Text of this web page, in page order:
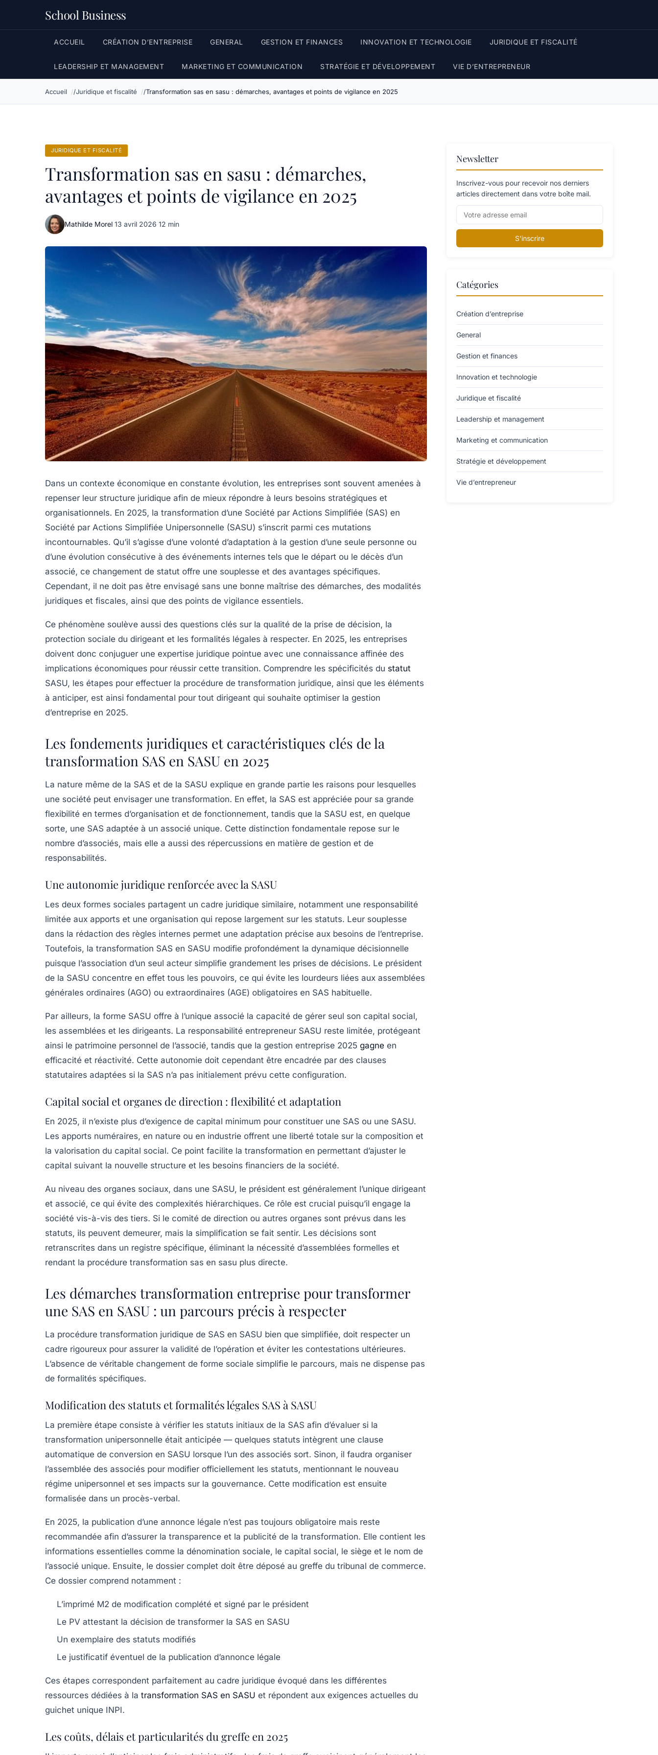
School Business
ACCUEIL CRÉATION D’ENTREPRISE GENERAL GESTION ET FINANCES INNOVATION ET TECHNOLOGIE JURIDIQUE ET FISCALITÉ
LEADERSHIP ET MANAGEMENT MARKETING ET COMMUNICATION STRATÉGIE ET DÉVELOPPEMENT VIE D’ENTREPRENEUR
Accueil Juridique et fiscalité Transformation sas en sasu : démarches, avantages et points de vigilance en 2025
JURIDIQUE ET FISCALITÉ
Transformation sas en sasu : démarches,
avantages et points de vigilance en 2025
Mathilde Morel·13 avril 2026·12 min
Dans un contexte économique en constante évolution, les entreprises sont souvent amenées à
repenser leur structure juridique afin de mieux répondre à leurs besoins stratégiques et
organisationnels. En 2025, la transformation d’une Société par Actions Simplifiée (SAS) en
Société par Actions Simplifiée Unipersonnelle (SASU) s’inscrit parmi ces mutations
incontournables. Qu’il s’agisse d’une volonté d’adaptation à la gestion d’une seule personne ou
d’une évolution consécutive à des événements internes tels que le départ ou le décès d’un
associé, ce changement de statut offre une souplesse et des avantages spécifiques.
Cependant, il ne doit pas être envisagé sans une bonne maîtrise des démarches, des modalités
juridiques et fiscales, ainsi que des points de vigilance essentiels.
Ce phénomène soulève aussi des questions clés sur la qualité de la prise de décision, la
protection sociale du dirigeant et les formalités légales à respecter. En 2025, les entreprises
doivent donc conjuguer une expertise juridique pointue avec une connaissance affinée des
implications économiques pour réussir cette transition. Comprendre les spécificités du statut
SASU, les étapes pour effectuer la procédure de transformation juridique, ainsi que les éléments
à anticiper, est ainsi fondamental pour tout dirigeant qui souhaite optimiser la gestion
d’entreprise en 2025.
Les fondements juridiques et caractéristiques clés de la
transformation SAS en SASU en 2025
La nature même de la SAS et de la SASU explique en grande partie les raisons pour lesquelles
une société peut envisager une transformation. En effet, la SAS est appréciée pour sa grande
flexibilité en termes d’organisation et de fonctionnement, tandis que la SASU est, en quelque
sorte, une SAS adaptée à un associé unique. Cette distinction fondamentale repose sur le
nombre d’associés, mais elle a aussi des répercussions en matière de gestion et de
responsabilités.
Une autonomie juridique renforcée avec la SASU
Les deux formes sociales partagent un cadre juridique similaire, notamment une responsabilité
limitée aux apports et une organisation qui repose largement sur les statuts. Leur souplesse
dans la rédaction des règles internes permet une adaptation précise aux besoins de l’entreprise.
Toutefois, la transformation SAS en SASU modifie profondément la dynamique décisionnelle
puisque l’association d’un seul acteur simplifie grandement les prises de décisions. Le président
de la SASU concentre en effet tous les pouvoirs, ce qui évite les lourdeurs liées aux assemblées
générales ordinaires (AGO) ou extraordinaires (AGE) obligatoires en SAS habituelle.
Par ailleurs, la forme SASU offre à l’unique associé la capacité de gérer seul son capital social,
les assemblées et les dirigeants. La responsabilité entrepreneur SASU reste limitée, protégeant
ainsi le patrimoine personnel de l’associé, tandis que la gestion entreprise 2025 gagne en
efficacité et réactivité. Cette autonomie doit cependant être encadrée par des clauses
statutaires adaptées si la SAS n’a pas initialement prévu cette configuration.
Capital social et organes de direction : flexibilité et adaptation
En 2025, il n’existe plus d’exigence de capital minimum pour constituer une SAS ou une SASU.
Les apports numéraires, en nature ou en industrie offrent une liberté totale sur la composition et
la valorisation du capital social. Ce point facilite la transformation en permettant d’ajuster le
capital suivant la nouvelle structure et les besoins financiers de la société.
Au niveau des organes sociaux, dans une SASU, le président est généralement l’unique dirigeant
et associé, ce qui évite des complexités hiérarchiques. Ce rôle est crucial puisqu’il engage la
société vis-à-vis des tiers. Si le comité de direction ou autres organes sont prévus dans les
statuts, ils peuvent demeurer, mais la simplification se fait sentir. Les décisions sont
retranscrites dans un registre spécifique, éliminant la nécessité d’assemblées formelles et
rendant la procédure transformation sas en sasu plus directe.
Les démarches transformation entreprise pour transformer
une SAS en SASU : un parcours précis à respecter
La procédure transformation juridique de SAS en SASU bien que simplifiée, doit respecter un
cadre rigoureux pour assurer la validité de l’opération et éviter les contestations ultérieures.
L’absence de véritable changement de forme sociale simplifie le parcours, mais ne dispense pas
de formalités spécifiques.
Modification des statuts et formalités légales SAS à SASU
La première étape consiste à vérifier les statuts initiaux de la SAS afin d’évaluer si la
transformation unipersonnelle était anticipée — quelques statuts intègrent une clause
automatique de conversion en SASU lorsque l’un des associés sort. Sinon, il faudra organiser
l’assemblée des associés pour modifier officiellement les statuts, mentionnant le nouveau
régime unipersonnel et ses impacts sur la gouvernance. Cette modification est ensuite
formalisée dans un procès-verbal.
En 2025, la publication d’une annonce légale n’est pas toujours obligatoire mais reste
recommandée afin d’assurer la transparence et la publicité de la transformation. Elle contient les
informations essentielles comme la dénomination sociale, le capital social, le siège et le nom de
l’associé unique. Ensuite, le dossier complet doit être déposé au greffe du tribunal de commerce.
Ce dossier comprend notamment :
L’imprimé M2 de modification complété et signé par le président
Le PV attestant la décision de transformer la SAS en SASU
Un exemplaire des statuts modifiés
Le justificatif éventuel de la publication d’annonce légale
Ces étapes correspondent parfaitement au cadre juridique évoqué dans les différentes
ressources dédiées à la transformation SAS en SASU et répondent aux exigences actuelles du
guichet unique INPI.
Les coûts, délais et particularités du greffe en 2025
Newsletter
Inscrivez-vous pour recevoir nos derniers
articles directement dans votre boîte mail.
S'inscrire
Catégories
Création d’entreprise
General
Gestion et finances
Innovation et technologie
Juridique et fiscalité
Leadership et management
Marketing et communication
Stratégie et développement
Vie d’entrepreneur